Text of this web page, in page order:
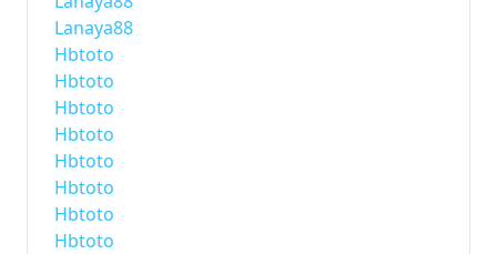
Lanaya88
Hbtoto
Hbtoto
Hbtoto
Hbtoto
Hbtoto
Hbtoto
Hbtoto
Hbtoto